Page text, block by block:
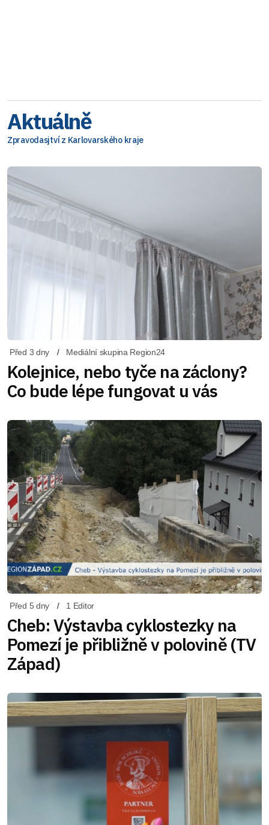
Aktuálně
Zpravodasjtví z Karlovarského kraje
Před 3 dny Mediální skupina Region24
Kolejnice, nebo tyče na záclony?
Co bude lépe fungovat u vás
Před 5 dny 1 Editor
Cheb: Výstavba cyklostezky na
Pomezí je přibližně v polovině (TV
Západ)